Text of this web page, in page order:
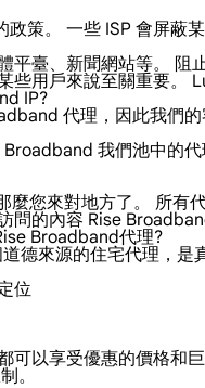
政策。 一些 ISP 會屏
平臺、新聞網站等。
些用戶來說至關重要
IP?
代理，因此我們
我們池中的
麼您來對地方了。 所有
問的內容 Rise
Broadband代理?
德來源的住宅代理，
位
可以享受優惠的價格和
。